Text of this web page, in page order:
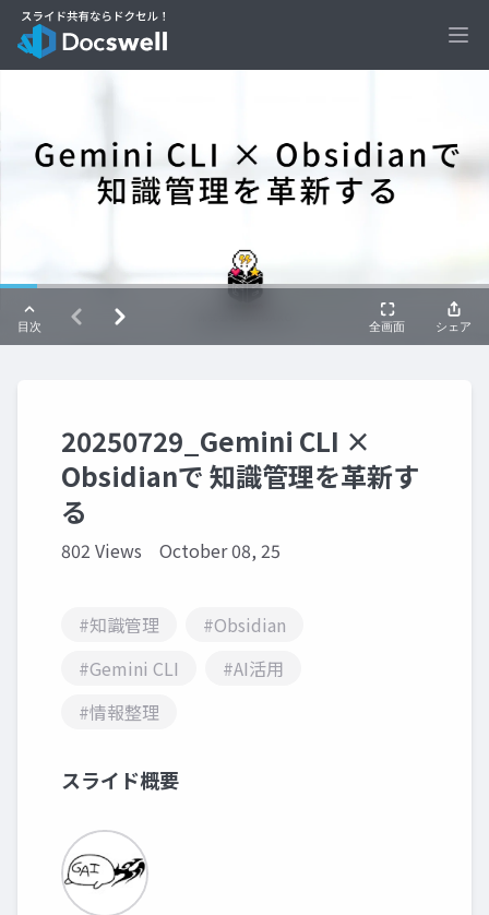
20250729_Gemini CLI ×
Obsidianで 知識管理を革新す
る
802 Views October 08, 25
#知識管理
#Obsidian
#Gemini CLI
#AI活用
#情報整理
スライド概要